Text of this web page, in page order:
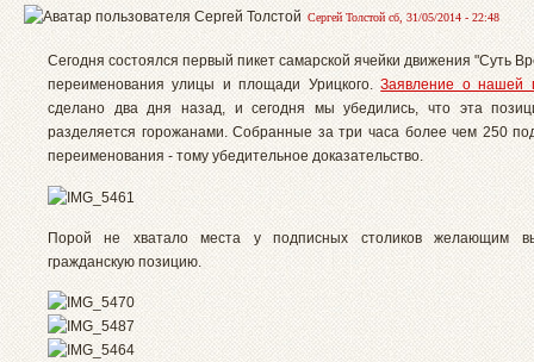
Сергей Толстой сб, 31/05/2014 - 22:48
Сегодня состоялся первый пикет самарской ячейки движения "Суть
переименования улицы и площади Урицкого.Заявление о нашей
сделано два дня назад, и сегодня мы убедились, что эта
разделяется горожанами. Собранные за три часа более чем 250
переименования - тому убедительное доказательство.
Порой не хватало места у подписных столиков желающим
гражданскую позицию.